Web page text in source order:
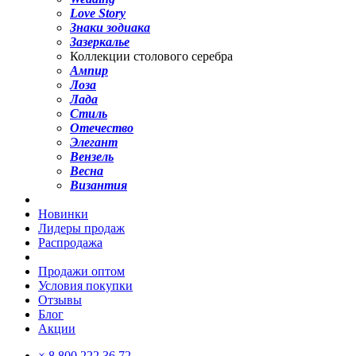
Love Story
Знаки зодиака
Зазеркалье
Коллекции столового серебра
Ампир
Лоза
Лада
Стиль
Отечество
Элегант
Вензель
Весна
Византия
Новинки
Лидеры продаж
Распродажа
Продажи оптом
Условия покупки
Отзывы
Блог
Акции